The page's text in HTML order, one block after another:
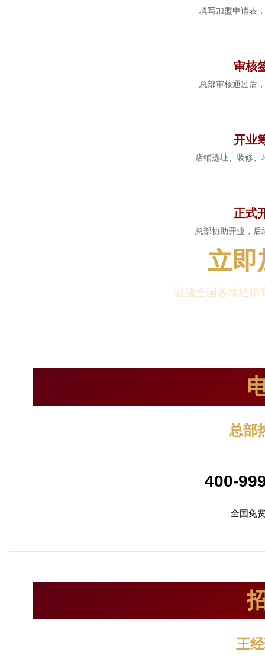
填写加盟申请表
审核
总部审核通过后
开业
店铺选址、装修、
正式
总部协助开业，后
立即
诚邀全国各地经销
总部
400-
全国免
王